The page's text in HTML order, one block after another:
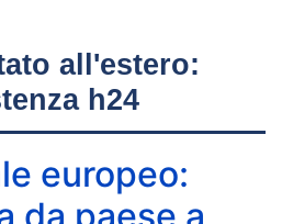
all'estero:
h24
europeo:
da paese a